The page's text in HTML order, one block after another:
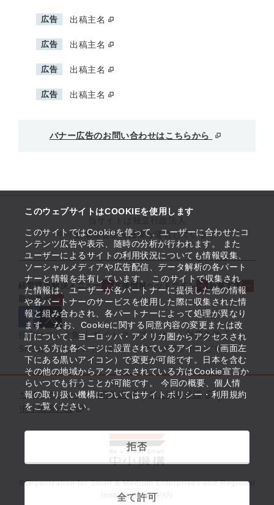
このウェブサイトはCOOKIEを使用します
このサイトではCookieを使って、ユーザーに合わせたコ
ンテンツ広告や表示、随時の分析が行われます。 また
ユーザーによるサイトの利用状況についても情報収集、
ソーシャルメディアや広告配信、データ解析の各パート
ナーと情報を共有しています。 このサイトで収集され
た情報は、ユーザーが各パートナーに提供した他の情報
や各パートナーのサービスを使用した際に収集された情
報と組み合わされ、各パートナーによって処理が異なり
ます。 なお、Cookieに関する同意内容の変更または改
訂について、ヨーロッパ・アメリカ圏からアクセスされ
ている方は各ページに設置されているアイコン（画面左
下にある黒いアイコン）で変更が可能です。日本を含む
その他の地域からアクセスされている方はCookie宣言か
らいつでも行うことが可能です。 今回の概要、個人情
報の取り扱い機構についてはサイトポリシー・利用規約
をご覧ください。
拒否
全て許可
広告 出稿主名
広告 出稿主名
広告 出稿主名
広告 出稿主名
バナー広告のお問い合わせはこちらから
中小企業基盤整備機構が運営しています
経営課題解決メニュー 支援情報ヘッドライン
起業支援
取組事例
役立つリンク集 サイトマップ
サイト利用条件
SNS公式アカウント一覧
ウェブアクセシビリティ
サイトポリシー・利用規約
個人情報保護
中小機構とは
©Organization for Small & Medium Enterprises and Regional
Innovation, JAPAN